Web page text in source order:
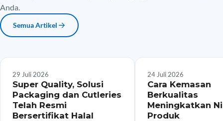
Anda.
Semua Artikel
Tips Bisnis
29 Juli 2026
Super Quality, Solusi
Packaging dan Cutleries
Telah Resmi
Bersertifikat Halal
Tips Bisnis
24 Juli 2026
Cara Kemasan
Berkualitas
Meningkatkan
Produk